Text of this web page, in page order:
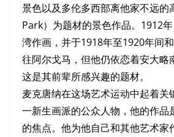
景色以及多伦多西部离他家不远的
Park）为题材的景色作品。1912
湾作画，并于1918年至1920年间
往阿尔戈马，但他仍依恋着安大略
这是其前辈所感兴趣的题材。
麦克唐纳在这场艺术运动中起着关
一新生画派的公众人物，他的作品
的焦点。他为他自己和其他艺术家